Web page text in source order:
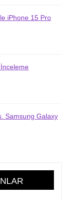
iPhone 15 Pro
Samsung Galaxy